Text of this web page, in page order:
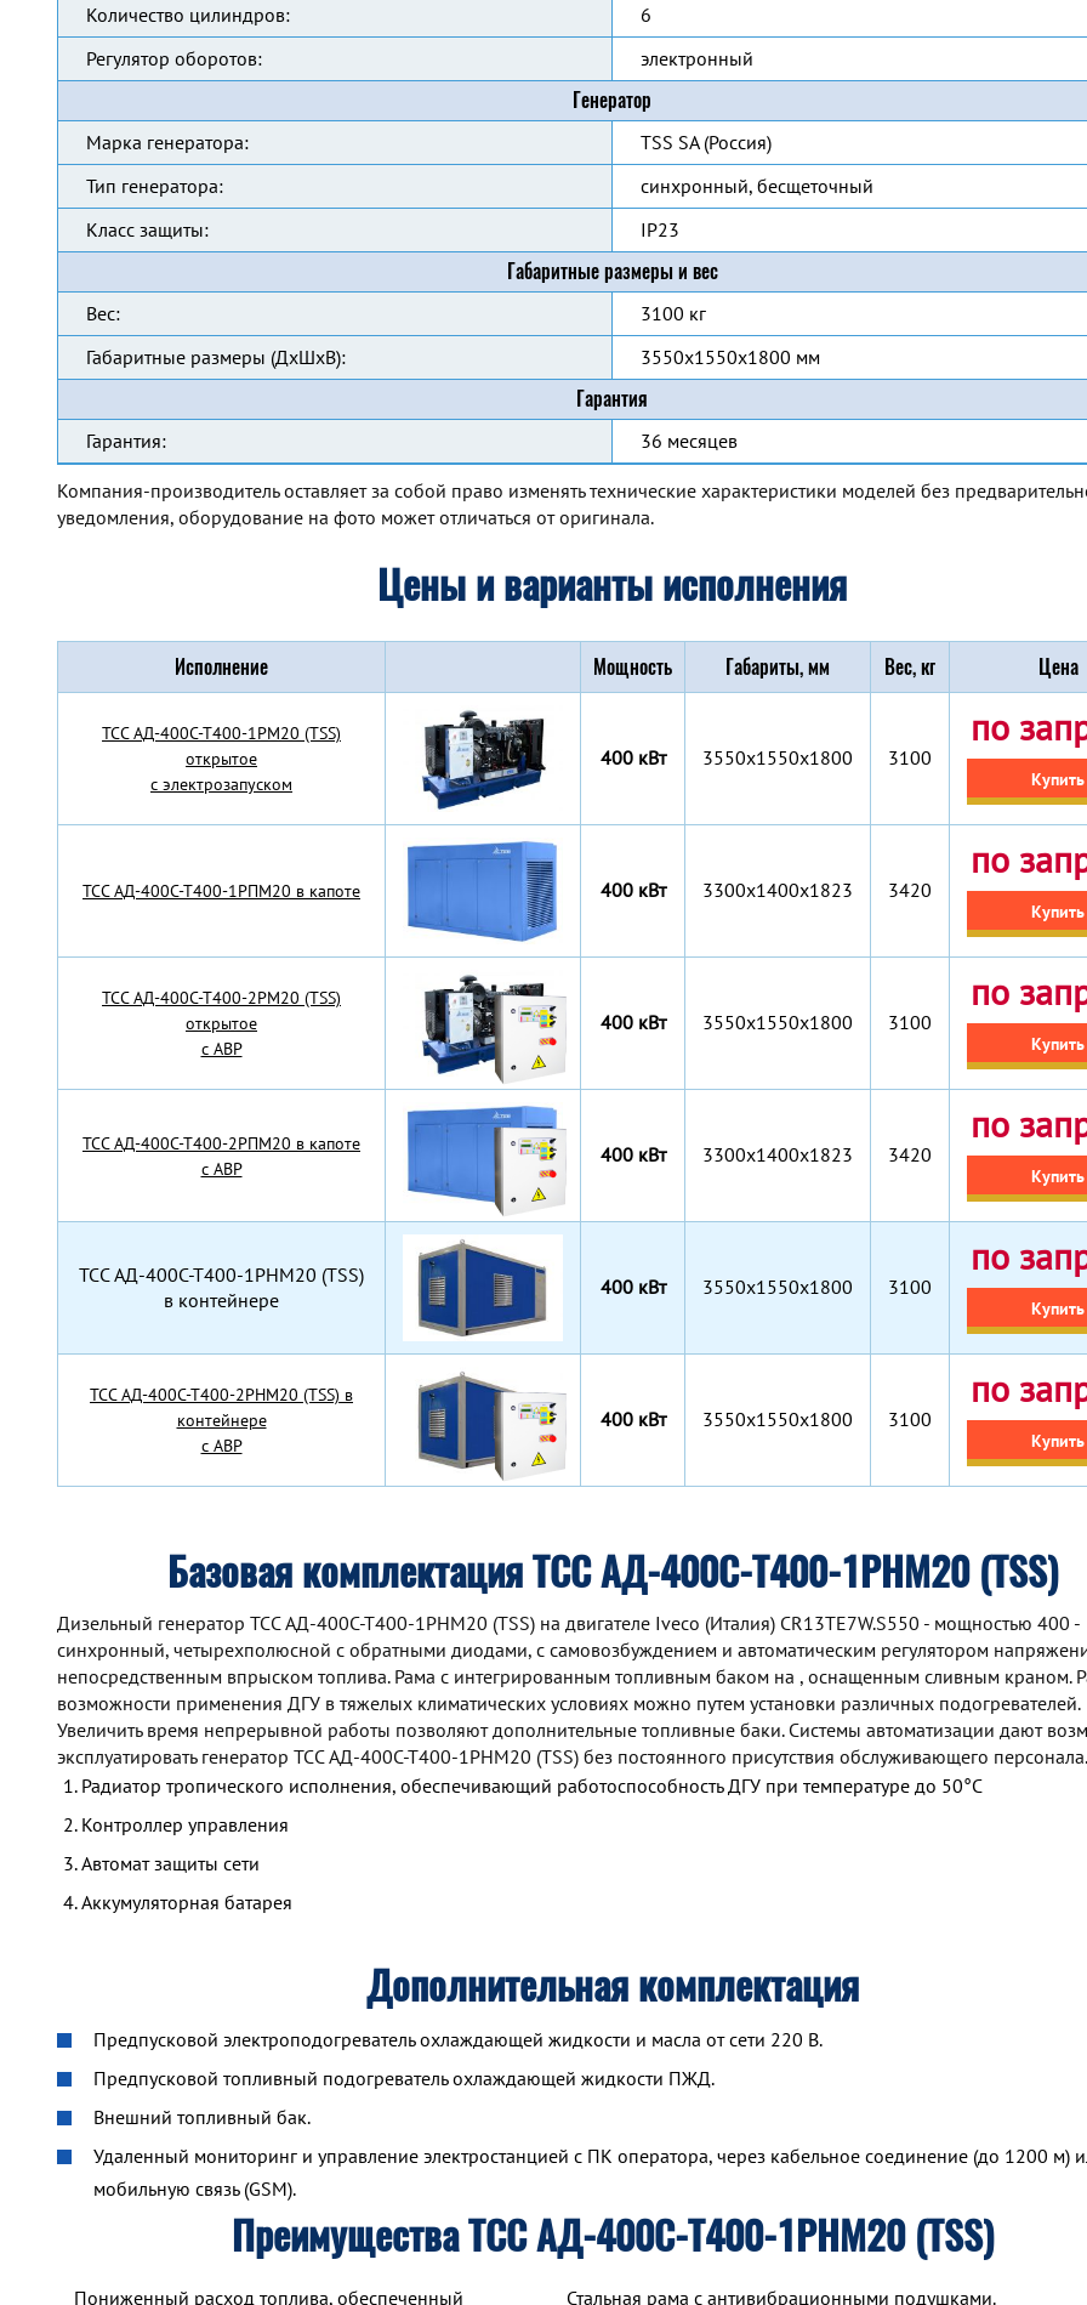
Количество цилиндров:
6
Регулятор оборотов:
электронный
Генератор
Марка генератора:
TSS SA (Россия)
Тип генератора:
синхронный, бесщеточный
Класс защиты:
IP23
Габаритные размеры и вес
Вес:
3100 кг
Габаритные размеры (ДхШхВ):
3550x1550x1800 мм
Гарантия
Гарантия: 36 месяцев
Компания-производитель оставляет за собой право изменять технические характеристики моделей без
уведомления, оборудование на фото может отличаться от оригинала.
Цены и варианты исполнения
Исполнение Мощность Габариты, мм Вес, кг Цена
TCC АД-400С-Т400-1РМ20 (TSS)
открытое
с электрозапуском
400 кВт 3550x1550x1800 3100
по
Купить
TCC АД-400С-Т400-1РПМ20 в капоте 400 кВт 3300x1400x1823 3420
по
Купить
TCC АД-400С-Т400-2РМ20 (TSS)
открытое
с АВР
400 кВт 3550x1550x1800 3100
по
Купить
TCC АД-400С-Т400-2РПМ20 в капоте
с АВР
400 кВт 3300x1400x1823 3420
по
Купить
TCC АД-400С-Т400-1РНМ20 (TSS)
в контейнере
400 кВт 3550x1550x1800 3100
по
Купить
TCC АД-400С-Т400-2РНМ20 (TSS) в
контейнере
с АВР
400 кВт 3550x1550x1800 3100
по
Купить
Базовая комплектация ТСС АД-400С-Т400-1РНМ20 (TSS)
Дизельный генератор TCC АД-400С-Т400-1РНМ20 (TSS) на двигателе Iveco (Италия) CR13TE7W.S550 - мощностью 400 -
синхронный, четырехполюсной с обратными диодами, с самовозбуждением и автоматическим регулятором
непосредственным впрыском топлива. Рама с интегрированным топливным баком на , оснащенным сливным краном.
возможности применения ДГУ в тяжелых климатических условиях можно путем установки различных подогревателей.
Увеличить время непрерывной работы позволяют дополнительные топливные баки. Системы автоматизации дают
эксплуатировать генератор TCC АД-400С-Т400-1РНМ20 (TSS) без постоянного присутствия обслуживающего персонала.
Радиатор тропического исполнения, обеспечивающий работоспособность ДГУ при температуре до 50°С
Контроллер управления
Автомат защиты сети
Аккумуляторная батарея
Дополнительная комплектация
Предпусковой электроподогреватель охлаждающей жидкости и масла от сети 220 В.
Предпусковой топливный подогреватель охлаждающей жидкости ПЖД.
Внешний топливный бак.
Удаленный мониторинг и управление электростанцией с ПК оператора, через кабельное соединение (до 1200 м)
мобильную связь (GSM).
Преимущества ТСС АД-400С-Т400-1РНМ20 (TSS)
Пониженный расход топлива, обеспеченный Стальная рама с антивибрационными подушками.